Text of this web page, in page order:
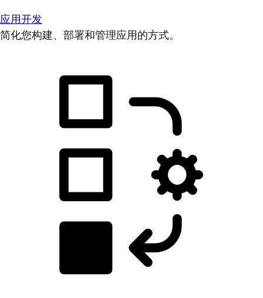
应用开发
简化您构建、部署和管理应用的方式。